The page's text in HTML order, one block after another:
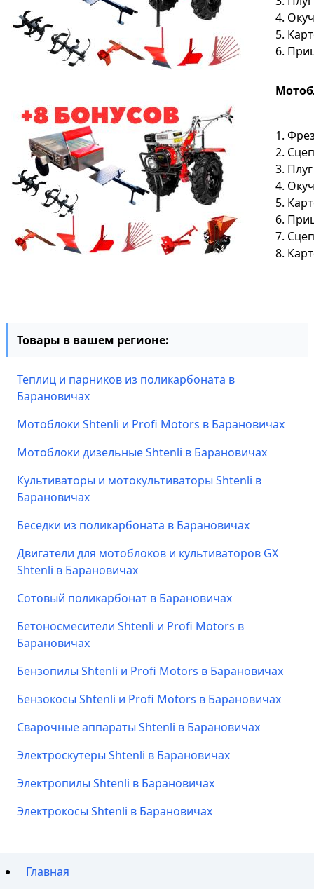
4.
5.
6.
1.
2.
3.
4.
5.
6.
7.
8.
Товары в вашем регионе:
Теплиц и парников из поликарбоната в
Барановичах
Мотоблоки Shtenli и Profi Motors в Барановичах
Мотоблоки дизельные Shtenli в Барановичах
Культиваторы и мотокультиваторы Shtenli в
Барановичах
Беседки из поликарбоната в Барановичах
Двигатели для мотоблоков и культиваторов GX
Shtenli в Барановичах
Сотовый поликарбонат в Барановичах
Бетоносмесители Shtenli и Profi Motors в
Барановичах
Бензопилы Shtenli и Profi Motors в Барановичах
Бензокосы Shtenli и Profi Motors в Барановичах
Сварочные аппараты Shtenli в Барановичах
Электроскутеры Shtenli в Барановичах
Электропилы Shtenli в Барановичах
Электрокосы Shtenli в Барановичах
Главная